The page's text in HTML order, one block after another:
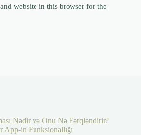
website in this browser for the
Nədir və Onu Nə Fərqləndirir?
in Funksionallığı